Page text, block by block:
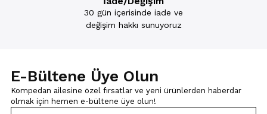
30 gün içerisinde iade ve
değişim hakkı sunuyoruz
E-Bültene Üye Olun
Kompedan ailesine özel fırsatlar ve yeni ürünlerden haberdar
olmak için hemen e-bültene üye olun!